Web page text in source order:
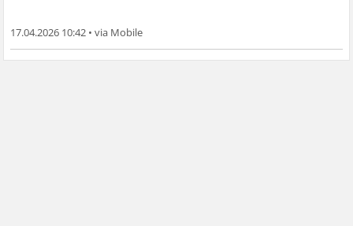
17.04.2026 10:42 •